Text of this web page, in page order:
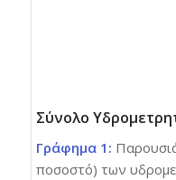
Σύνολο
Γράφημα 1:
ποσοστό) των